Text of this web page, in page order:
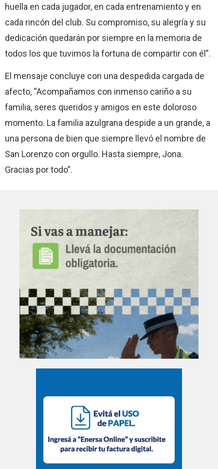
huella en cada jugador, en cada entrenamiento y en
cada rincón del club. Su compromiso, su alegría y su
dedicación quedarán por siempre en la memoria de
todos los que tuvimos la fortuna de compartir con él”.
El mensaje concluye con una despedida cargada de
afecto, “Acompañamos con inmenso cariño a su
familia, seres queridos y amigos en este doloroso
momento. La familia azulgrana despide a un grande, a
una persona de bien que siempre llevó el nombre de
San Lorenzo con orgullo. Hasta siempre, Jona.
Gracias por todo”.